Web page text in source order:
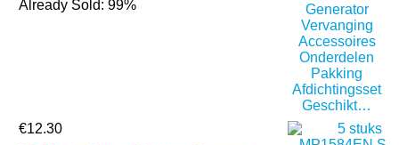
Already Sold: 99%
€12.30